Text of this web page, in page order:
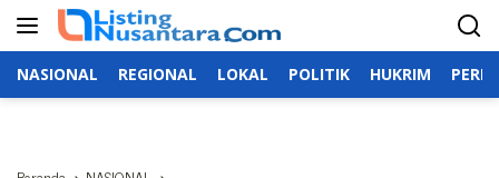
konten
NASIONAL REGIONAL LOKAL POLITIK HUKRIM